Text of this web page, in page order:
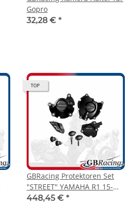
Gopro
32,28 € *
TOP
GBRacing Protektoren Set
"STREET" YAMAHA R1 15-
RN32
448,45 € *